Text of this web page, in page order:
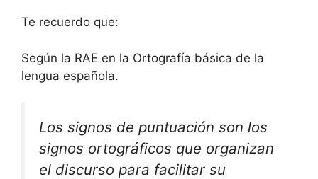
Te recuerdo que:
Según la RAE en la Ortografía básica de la
lengua española.
Los signos de puntuación son los
signos ortográficos que organizan
el discurso para facilitar su